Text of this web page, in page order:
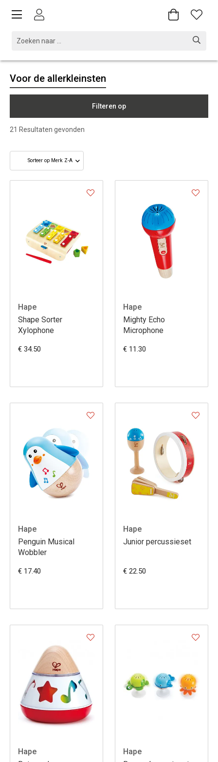
Voor de allerkleinsten
Filteren op
21 Resultaten gevonden
Hape
Shape Sorter
Xylophone
€ 34.50
Hape
Mighty Echo
Microphone
€ 11.30
Hape
Penguin Musical
Wobbler
€ 17.40
Hape
Junior percussieset
€ 22.50
Hape
Hape